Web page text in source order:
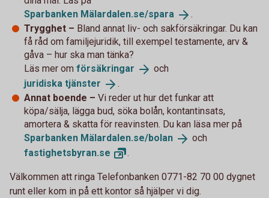
Sparbanken Mälardalen.se/spara
.
Trygghet – Bland annat liv- och sakförsäkringar. Du kan
få råd om familjejuridik, till exempel testamente, arv &
gåva – hur ska man tänka?
Läs mer om försäkringar
och
juridiska tjänster
.
Annat boende – Vi reder ut hur det funkar att
köpa/sälja, lägga bud, söka bolån, kontantinsats,
amortera & skatta för reavinsten. Du kan läsa mer på
Sparbanken Mälardalen.se/bolan
och
fastighetsbyran.se .
Välkommen att ringa Telefonbanken 0771-82 70 00 dygnet
runt eller kom in på ett kontor så hjälper vi dig.